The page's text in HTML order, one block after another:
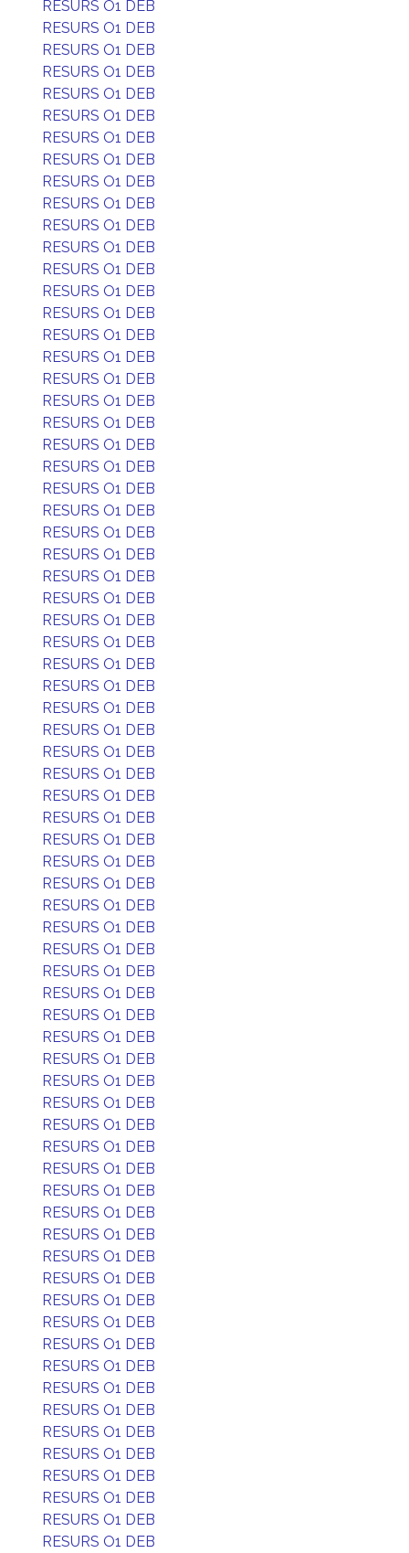
RESURS O1 DEB
RESURS O1 DEB
RESURS O1 DEB
RESURS O1 DEB
RESURS O1 DEB
RESURS O1 DEB
RESURS O1 DEB
RESURS O1 DEB
RESURS O1 DEB
RESURS O1 DEB
RESURS O1 DEB
RESURS O1 DEB
RESURS O1 DEB
RESURS O1 DEB
RESURS O1 DEB
RESURS O1 DEB
RESURS O1 DEB
RESURS O1 DEB
RESURS O1 DEB
RESURS O1 DEB
RESURS O1 DEB
RESURS O1 DEB
RESURS O1 DEB
RESURS O1 DEB
RESURS O1 DEB
RESURS O1 DEB
RESURS O1 DEB
RESURS O1 DEB
RESURS O1 DEB
RESURS O1 DEB
RESURS O1 DEB
RESURS O1 DEB
RESURS O1 DEB
RESURS O1 DEB
RESURS O1 DEB
RESURS O1 DEB
RESURS O1 DEB
RESURS O1 DEB
RESURS O1 DEB
RESURS O1 DEB
RESURS O1 DEB
RESURS O1 DEB
RESURS O1 DEB
RESURS O1 DEB
RESURS O1 DEB
RESURS O1 DEB
RESURS O1 DEB
RESURS O1 DEB
RESURS O1 DEB
RESURS O1 DEB
RESURS O1 DEB
RESURS O1 DEB
RESURS O1 DEB
RESURS O1 DEB
RESURS O1 DEB
RESURS O1 DEB
RESURS O1 DEB
RESURS O1 DEB
RESURS O1 DEB
RESURS O1 DEB
RESURS O1 DEB
RESURS O1 DEB
RESURS O1 DEB
RESURS O1 DEB
RESURS O1 DEB
RESURS O1 DEB
RESURS O1 DEB
RESURS O1 DEB
RESURS O1 DEB
RESURS O1 DEB
RESURS O1 DEB